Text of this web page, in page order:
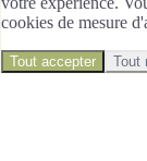
cookies de mesure
Tout accepter Tout